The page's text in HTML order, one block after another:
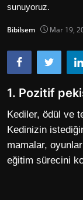
İletişim
ANNE VE BEBEK
Dünden Bugüne
sunuyoruz.
Bibilsem Mar 19,
1. Pozitif
Kediler, ödül ve
Kedinizin
mamalar,
eğitim sürecini